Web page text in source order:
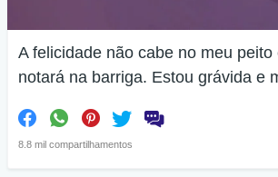
A felicidade não cabe no meu
notará na barriga. Estou grávida e
8.8 mil compartilhamentos